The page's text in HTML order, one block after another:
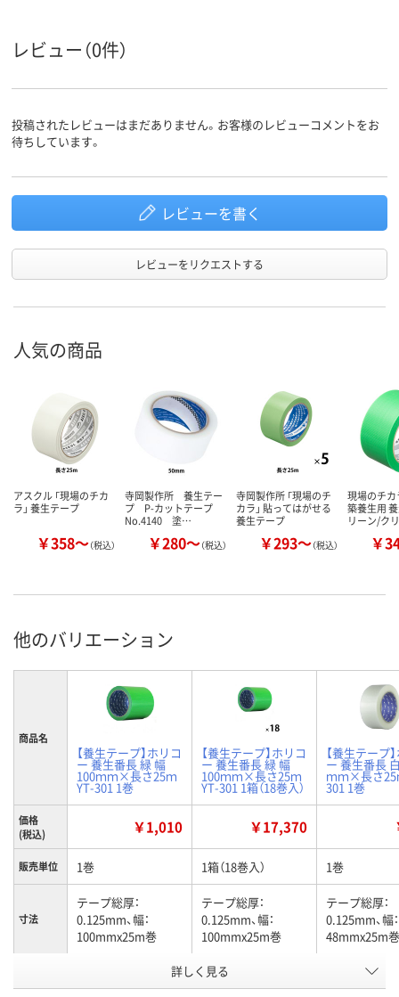
レビュー（0件）
投稿されたレビューはまだありません。お客様のレビューコメントをお
待ちしています。
レビューを書く
レビューをリクエストする
人気の商品
アスクル 「現場のチカ
ラ」 養生テープ
￥358～（税込）
寺岡製作所 養生テー
プ P-カットテープ
No.4140 塗…
￥280～（税込）
寺岡製作所 「現場のチ
カラ」 貼ってはがせる
養生テープ
￥293～（税込）
現場のチカ
築養生用
リーン/ク
￥
他のバリエーション
商品名
【養生テープ】ホリコ
ー 養生番長 緑 幅
100ｍｍ×長さ25ｍ
YT-301 1巻
【養生テープ】ホリコ
ー 養生番長 緑 幅
100ｍｍ×長さ25ｍ
YT-301 1箱（18巻入）
【養生テープ
ー 養生番長
ｍｍ×長さ25
301 1巻
価格
(税込)
￥1,010 ￥17,370
販売単位 1巻 1箱（18巻入） 1巻
寸法
テープ総厚：
0.125mm、幅：
100mmx25m巻
テープ総厚：
0.125mm、幅：
100mmx25m巻
テープ総厚：
0.125mm、幅：
48mmx25m巻
緑
詳しく見る